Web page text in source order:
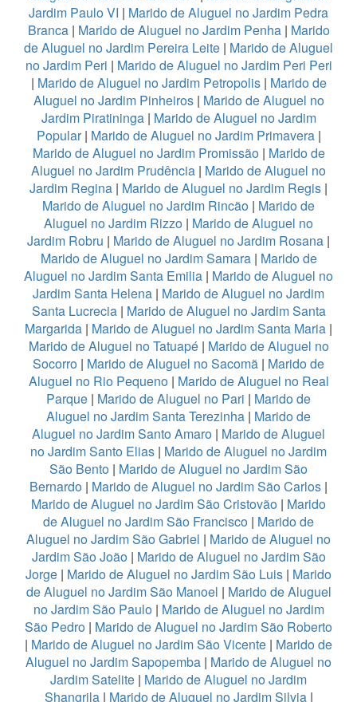
Jardim Paulo VI | Marido de Aluguel no Jardim Pedra
Branca| Marido de Aluguel no Jardim Penha| Marido
de Aluguel no Jardim Pereira Leite | Marido de Aluguel
no Jardim Peri | Marido de Aluguel no Jardim Peri Peri
| Marido de Aluguel no Jardim Petropolis| Marido de
Aluguel no Jardim Pinheiros| Marido de Aluguel no
Jardim Piratininga| Marido de Aluguel no Jardim
Popular| Marido de Aluguel no Jardim Primavera|
Marido de Aluguel no Jardim Promissão| Marido de
Aluguel no Jardim Prudência | Marido de Aluguel no
Jardim Regina | Marido de Aluguel no Jardim Regis |
Marido de Aluguel no Jardim Rincão | Marido de
Aluguel no Jardim Rizzo | Marido de Aluguel no
Jardim Robru | Marido de Aluguel no Jardim Rosana |
Marido de Aluguel no Jardim Samara| Marido de
Aluguel no Jardim Santa Emilia | Marido de Aluguel no
Jardim Santa Helena | Marido de Aluguel no Jardim
Santa Lucrecia| Marido de Aluguel no Jardim Santa
Margarida | Marido de Aluguel no Jardim Santa Maria |
Marido de Aluguel no Tatuapé| Marido de Aluguel no
Socorro | Marido de Aluguel no Sacomã | Marido de
Aluguel no Rio Pequeno| Marido de Aluguel no Real
Parque | Marido de Aluguel no Pari | Marido de
Aluguel no Jardim Santa Terezinha | Marido de
Aluguel no Jardim Santo Amaro | Marido de Aluguel
no Jardim Santo Elias | Marido de Aluguel no Jardim
São Bento | Marido de Aluguel no Jardim São
Bernardo | Marido de Aluguel no Jardim São Carlos |
Marido de Aluguel no Jardim São Cristovão | Marido
de Aluguel no Jardim São Francisco | Marido de
Aluguel no Jardim São Gabriel | Marido de Aluguel no
Jardim São João| Marido de Aluguel no Jardim São
Jorge | Marido de Aluguel no Jardim São Luis | Marido
de Aluguel no Jardim São Manoel | Marido de Aluguel
no Jardim São Paulo| Marido de Aluguel no Jardim
São Pedro | Marido de Aluguel no Jardim São Roberto
| Marido de Aluguel no Jardim São Vicente | Marido de
Aluguel no Jardim Sapopemba | Marido de Aluguel no
Jardim Satelite | Marido de Aluguel no Jardim
Shangrila| Marido de Aluguel no Jardim Silvia|